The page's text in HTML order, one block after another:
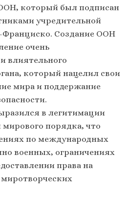
который был подписан
учредительной
Создание ООН
очень
влиятельного
который нацелил свои
мира и поддержание
в легитимации
порядка, что
по международных
военных, ограничениях
права на